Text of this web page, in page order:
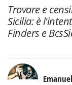
Trovare e
Sicilia: è
Finders e